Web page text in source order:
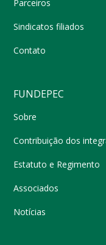
Parceiros
Sindicatos filiados
Contato
FUNDEPEC
Sobre
Contribuição dos
Estatuto e Regimento
Associados
Notícias